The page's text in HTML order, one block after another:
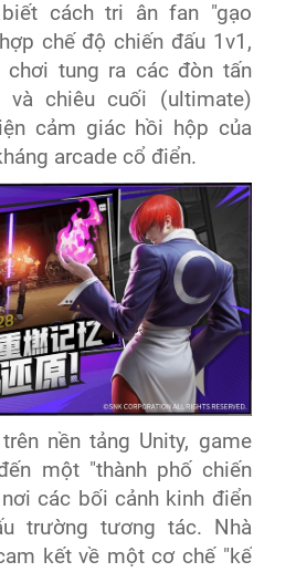
biết cách tri ân fan "gạo
chế độ chiến đấu 1v1,
chơi tung ra các đòn tấn
và chiêu cuối (ultimate)
cảm giác hồi hộp của
arcade cổ điển.
nền tảng Unity, game
một "thành phố chiến
các bối cảnh kinh điển
trường tương tác. Nhà
kết về một cơ chế "kế